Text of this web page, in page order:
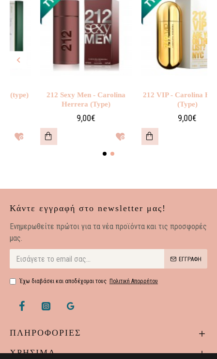
212 Sexy Men - Carolina
Herrera (Type)
9,00€
212 VIP - Carolina Herrera
(Type)
9,00€
Κάντε εγγραφή στο newsletter μας!
Eνημερωθείτε πρώτοι για τα νέα προϊόντα και τις προσφορές
μας.
ΕΓΓΡΑΦΗ
Έχω διαβάσει και αποδέχομαι τους Πολιτική Απορρήτου
ΠΛΗΡΟΦΟΡΙΕΣ
ΧΡΗΣΙΜΑ